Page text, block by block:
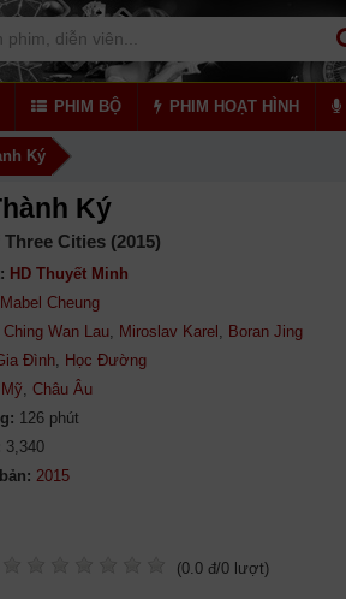
PHIM BỘ PHIM HOẠT HÌNH
Ký
Ký
Three Cities (2015)
HD Thuyết Minh
Mabel Cheung
Ching Wan Lau, Miroslav Karel , Boran Jing
Đình, Học Đường
Mỹ, Châu Âu
126 phút
3,340
(0.0 đ/0 lượt)